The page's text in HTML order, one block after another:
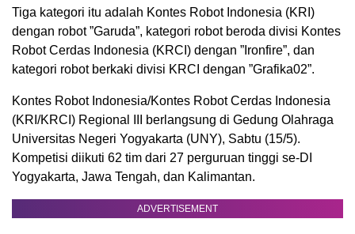
Tiga kategori itu adalah Kontes Robot Indonesia (KRI)
dengan robot ”Garuda”, kategori robot beroda divisi Kontes
Robot Cerdas Indonesia (KRCI) dengan ”Ironfire”, dan
kategori robot berkaki divisi KRCI dengan ”Grafika02”.
Kontes Robot Indonesia/Kontes Robot Cerdas Indonesia
(KRI/KRCI) Regional III berlangsung di Gedung Olahraga
Universitas Negeri Yogyakarta (UNY), Sabtu (15/5).
Kompetisi diikuti 62 tim dari 27 perguruan tinggi se-DI
Yogyakarta, Jawa Tengah, dan Kalimantan.
ADVERTISEMENT